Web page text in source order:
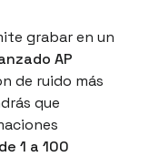
grabar en un
AP
de ruido más
que
de 1 a 100